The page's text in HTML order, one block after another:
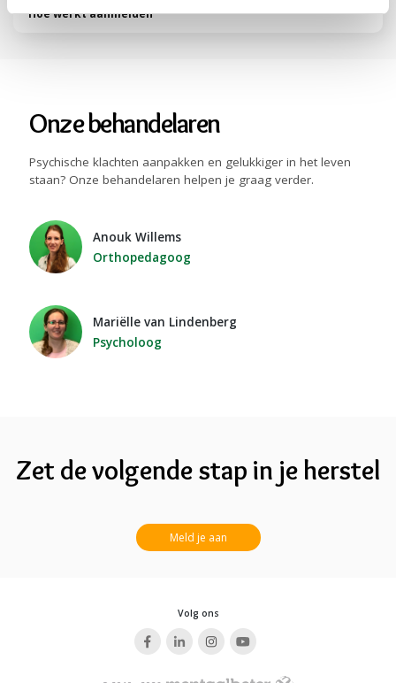
Hoe werkt aanmelden
Onze behandelaren
Psychische klachten aanpakken en gelukkiger in het leven
staan? Onze behandelaren helpen je graag verder.
Anouk Willems
Orthopedagoog
Mariëlle van Lindenberg
Psycholoog
Zet de volgende stap in je herstel
Meld je aan
Volg ons